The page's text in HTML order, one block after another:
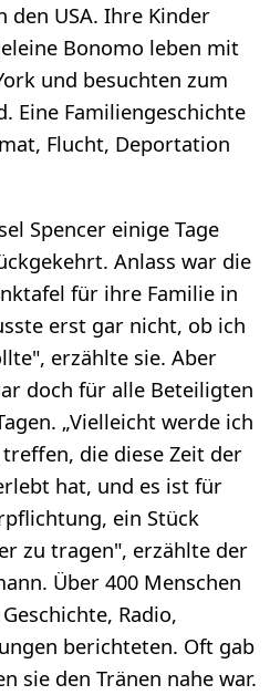
den USA. Ihre Kinder
Bonomo leben mit
und besuchten zum
Eine Familiengeschichte
Flucht, Deportation
Spencer einige Tage
Anlass war die
für ihre Familie in
erst gar nicht, ob ich
erzählte sie. Aber
doch für alle Beteiligten
„Vielleicht werde ich
die diese Zeit der
hat, und es ist für
ein Stück
zu tragen", erzählte der
Über 400 Menschen
Radio,
berichteten. Oft gab
sie den Tränen nahe war.